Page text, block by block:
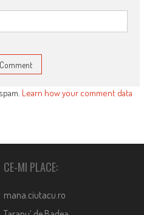
Learn how your comment data
CE-MI PLACE:
mana.ciutacu.ro